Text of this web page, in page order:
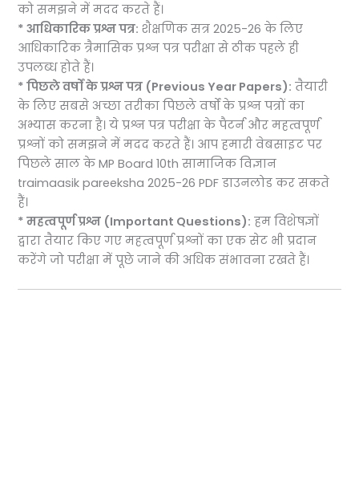
को समझने में मदद करते हैं।
* आधिकारिक प्रश्न पत्र: शैक्षणिक सत्र 2025-26 के लिए
आधिकारिक त्रैमासिक प्रश्न पत्र परीक्षा से ठीक पहले ही
उपलब्ध होते हैं।
* पिछले वर्षों के प्रश्न पत्र (Previous Year Papers): तैयारी
के लिए सबसे अच्छा तरीका पिछले वर्षों के प्रश्न पत्रों का
अभ्यास करना है। ये प्रश्न पत्र परीक्षा के पैटर्न और महत्वपूर्ण
प्रश्नों को समझने में मदद करते हैं। आप हमारी वेबसाइट पर
पिछले साल के MP Board 10th सामाजिक विज्ञान
traimaasik pareeksha 2025-26 PDF डाउनलोड कर सकते
हैं।
* महत्वपूर्ण प्रश्न (Important Questions): हम विशेषज्ञों
द्वारा तैयार किए गए महत्वपूर्ण प्रश्नों का एक सेट भी प्रदान
करेंगे जो परीक्षा में पूछे जाने की अधिक संभावना रखते हैं।